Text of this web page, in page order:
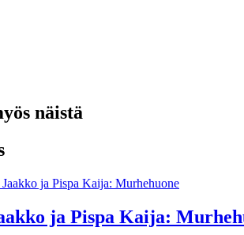
näistä
ja Pispa Kaija: